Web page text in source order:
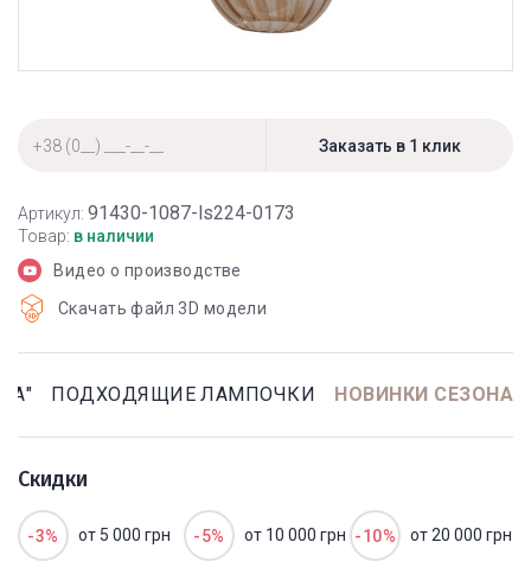
Артикул: 91430-1087-ls224-0173
Товар: в наличии
Видео о производстве
Скачать файл 3D модели
ПОДХОДЯЩИЕ ЛАМПОЧКИ НОВИНКИ СЕЗОНА
Скидки
-3% от 5 000 грн -5% от 10 000 грн -10% от 20 000 грн